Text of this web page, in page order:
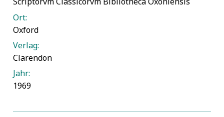
Ort:
Oxford
Verlag:
Clarendon
Jahr:
1969